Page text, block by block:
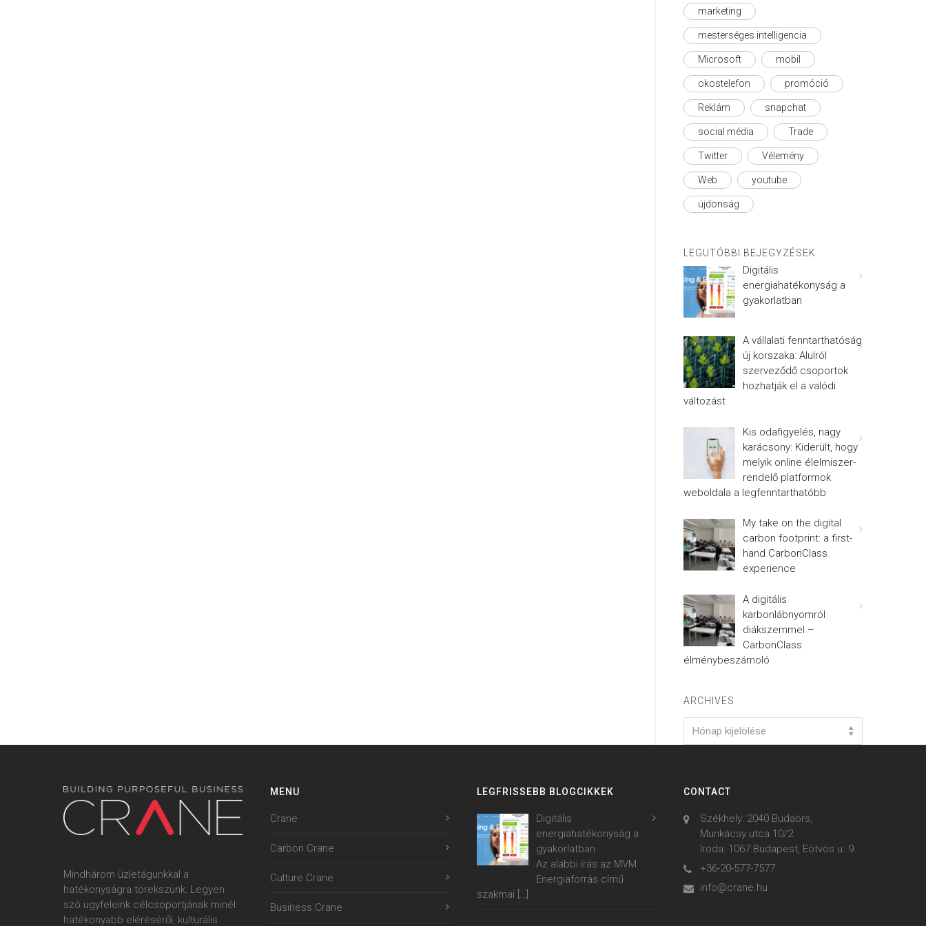
marketing
mesterséges intelligencia
Microsoft mobil
okostelefon promóció
Reklám snapchat
social média Trade
Twitter Vélemény
Web youtube
újdonság
LEGUTÓBBI BEJEGYZÉSEK
Digitális
energiahatékonyság a
gyakorlatban
A vállalati fenntarthatóság
új korszaka: Alulról
szerveződő csoportok
hozhatják el a valódi
változást
Kis odafigyelés, nagy
karácsony: Kiderült, hogy
melyik online élelmiszer-
rendelő platformok
weboldala a legfenntarthatóbb
My take on the digital
carbon footprint: a first-
hand CarbonClass
experience
A digitális
karbonlábnyomról
diákszemmel –
CarbonClass
élménybeszámoló
ARCHIVES
Hónap kijelölése
Mindhárom üzletágunkkal a
hatékonyságra törekszünk: Legyen
szó ügyfeleink célcsoportjának minél
hatékonyabb eléréséről, kulturális
MENU
Crane
Carbon.Crane
Culture.Crane
Business.Crane
LEGFRISSEBB BLOGCIKKEK
Digitális
energiahatékonyság a
gyakorlatban
Az alábbi írás az MVM
Energiaforrás című
szakmai
CONTACT
Székhely: 2040 Budaörs,
Munkácsy utca 10/2.
Iroda: 1067 Budapest, Eötvös u. 9.
+36-20-577-7577
info@crane.hu